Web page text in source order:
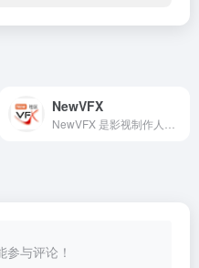
NewVFX
与评论！